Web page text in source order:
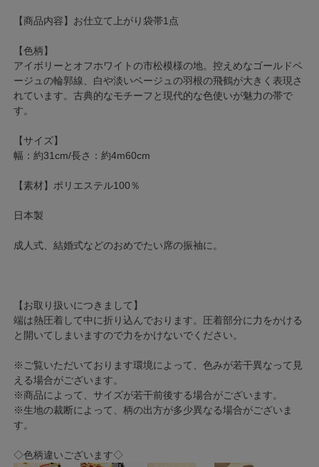
【商品内容】お仕立て上がり袋帯1点
【色柄】
アイボリーとオフホワイトの市松模様の地。控えめなゴールドベ
ージュの輪郭線、白や淡いベージュの羽根の飛鶴が大きく表現さ
れています。古典的なモチーフと現代的な色使いが魅力の帯で
す。
【サイズ】
幅：約31cm/長さ：約4m60cm
【素材】ポリエステル100％
日本製
成人式、結婚式などのおめでたい席の振袖に。
【お取り扱いにつきまして】
端は熱圧着して中に折り込んでおります。圧着部分に力をかける
と開いてしまいますので力をかけないでください。
※ご覧いただいております環境によって、色みが若干異なって見
える場合がございます。
※商品によって、サイズが若干前後する場合がございます。
※生地の裁断によって、柄の出方が多少異なる場合がございま
す。
◇色柄違いございます◇